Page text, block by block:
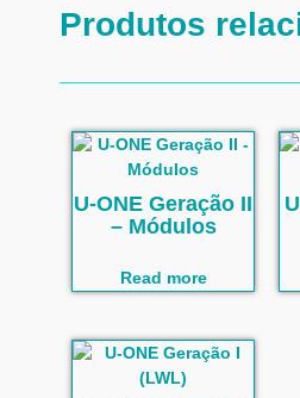
Produtos
U-ONE Geração II
– Módulos
Read more